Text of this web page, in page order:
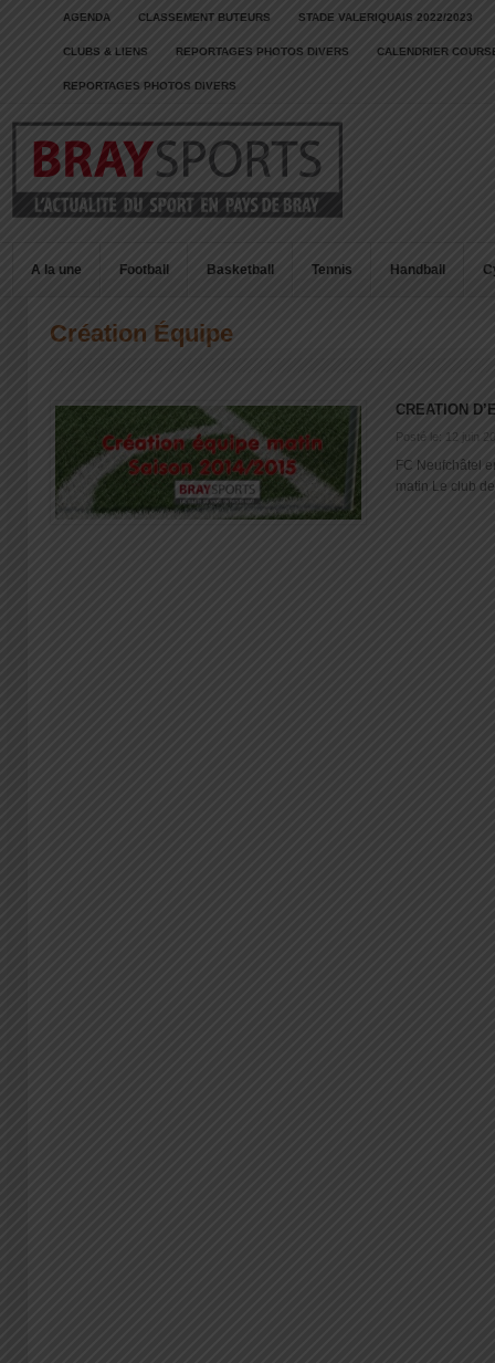
AGENDA CLASSEMENT BUTEURS STADE VALERIQUAIS 2022/2023
CLUBS & LIENS REPORTAGES PHOTOS DIVERS CALENDRIER
REPORTAGES PHOTOS DIVERS
A la une Football Basketball Tennis Handball
Création Équipe
CREATION
Posté le: 12 juin
FC Neufchâtel
matin Le club